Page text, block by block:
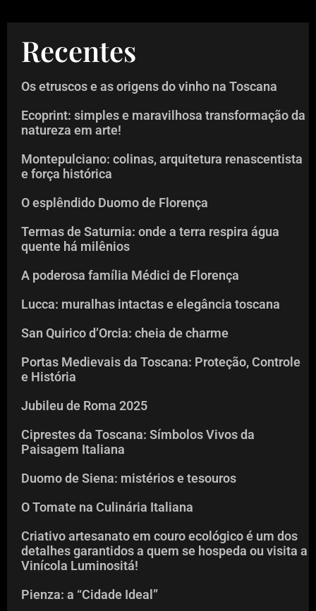
Recentes
Os etruscos e as origens do vinho na Toscana
Ecoprint: simples e maravilhosa transformação da
natureza em arte!
Montepulciano: colinas, arquitetura renascentista
e força histórica
O esplêndido Duomo de Florença
Termas de Saturnia: onde a terra respira água
quente há milênios
A poderosa família Médici de Florença
Lucca: muralhas intactas e elegância toscana
San Quirico d’Orcia: cheia de charme
Portas Medievais da Toscana: Proteção, Controle
e História
Jubileu de Roma 2025
Ciprestes da Toscana: Símbolos Vivos da
Paisagem Italiana
Duomo de Siena: mistérios e tesouros
O Tomate na Culinária Italiana
Criativo artesanato em couro ecológico é um dos
detalhes garantidos a quem se hospeda ou visita a
Vinícola Luminositá!
Pienza: a “Cidade Ideal”